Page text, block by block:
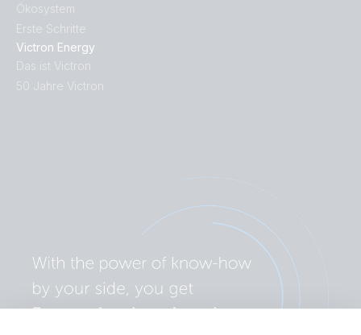
Ökosystem
Erste Schritte
Victron Energy
Das ist Victron
50 Jahre Victron